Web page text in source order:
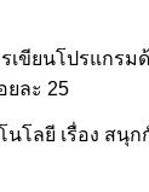
เขียนโปรแกรม
ยละ 25
โลยี เรื่อง สนุ